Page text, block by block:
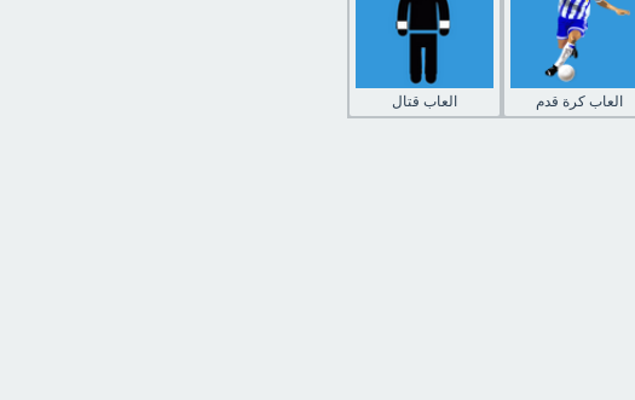
العاب قتال العاب كرة قدم